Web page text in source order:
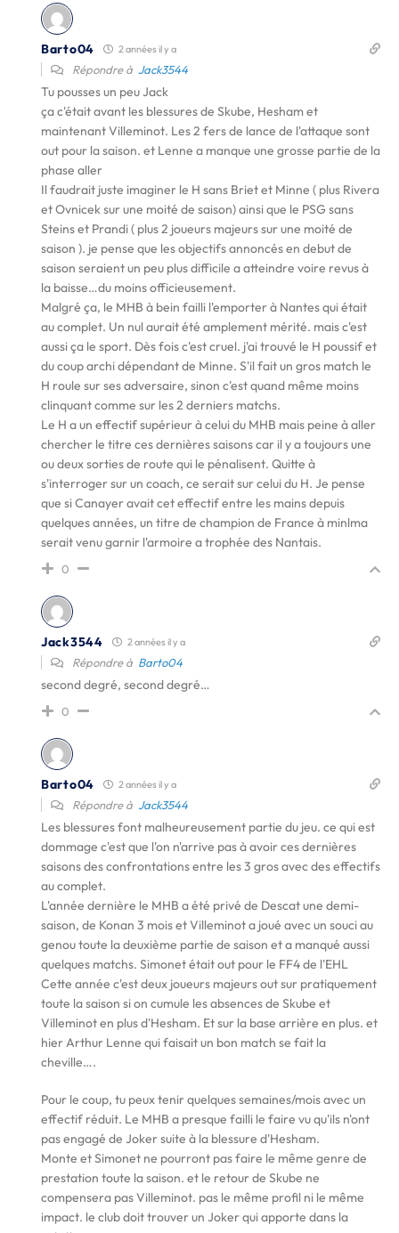
Barto04 2 années il y a
Répondre à Jack3544
Tu pousses un peu Jack
ça c'était avant les blessures de Skube, Hesham et
maintenant Villeminot. Les 2 fers de lance de l'attaque sont
out pour la saison. et Lenne a manque une grosse partie de la
phase aller
Il faudrait juste imaginer le H sans Briet et Minne ( plus Rivera
et Ovnicek sur une moité de saison) ainsi que le PSG sans
Steins et Prandi ( plus 2 joueurs majeurs sur une moité de
saison ). je pense que les objectifs annoncés en debut de
saison seraient un peu plus difficile a atteindre voire revus à
la baisse…du moins officieusement.
Malgré ça, le MHB à bein failli l'emporter à Nantes qui était
au complet. Un nul aurait été amplement mérité. mais c'est
aussi ça le sport. Dès fois c'est cruel. j'ai trouvé le H poussif et
du coup archi dépendant de Minne. S'il fait un gros match le
H roule sur ses adversaire, sinon c'est quand même moins
clinquant comme sur les 2 derniers matchs.
Le H a un effectif supérieur à celui du MHB mais peine à aller
chercher le titre ces dernières saisons car il y a toujours une
ou deux sorties de route qui le pénalisent. Quitte à
s'interroger sur un coach, ce serait sur celui du H. Je pense
que si Canayer avait cet effectif entre les mains depuis
quelques années, un titre de champion de France à minlma
serait venu garnir l'armoire a trophée des Nantais.
0
Jack3544 2 années il y a
Répondre à Barto04
second degré, second degré…
0
Barto04 2 années il y a
Répondre à Jack3544
Les blessures font malheureusement partie du jeu. ce qui est
dommage c'est que l'on n'arrive pas à avoir ces dernières
saisons des confrontations entre les 3 gros avec des effectifs
au complet.
L'année dernière le MHB a été privé de Descat une demi-
saison, de Konan 3 mois et Villeminot a joué avec un souci au
genou toute la deuxième partie de saison et a manqué aussi
quelques matchs. Simonet était out pour le FF4 de l'EHL
Cette année c'est deux joueurs majeurs out sur pratiquement
toute la saison si on cumule les absences de Skube et
Villeminot en plus d'Hesham. Et sur la base arrière en plus. et
hier Arthur Lenne qui faisait un bon match se fait la
cheville….
Pour le coup, tu peux tenir quelques semaines/mois avec un
effectif réduit. Le MHB a presque failli le faire vu qu'ils n'ont
pas engagé de Joker suite à la blessure d'Hesham.
Monte et Simonet ne pourront pas faire le même genre de
prestation toute la saison. et le retour de Skube ne
compensera pas Villeminot. pas le même profil ni le même
impact. le club doit trouver un Joker qui apporte dans la